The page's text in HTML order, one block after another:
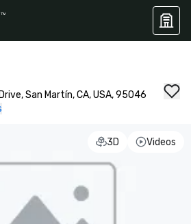
San Martín, CA, USA, 95046
3D Videos